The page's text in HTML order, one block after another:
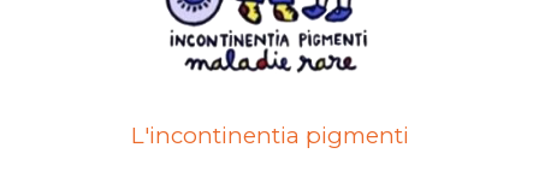
L'incontinentia pigmenti